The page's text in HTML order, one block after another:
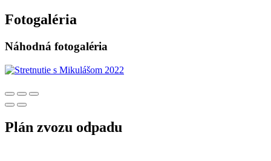
Fotogaléria
Náhodná fotogaléria
Plán zvozu odpadu